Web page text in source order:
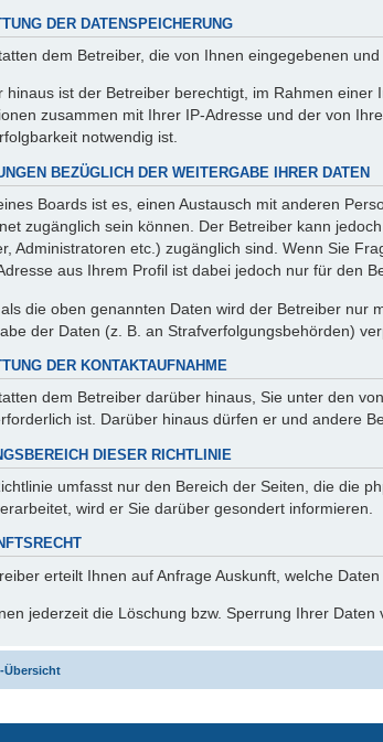
DER DATENSPEICHERUNG
dem Betreiber, die von Ihnen eingegebenen
hinaus ist der Betreiber berechtigt, im Rahmen
zusammen mit Ihrer IP-Adresse und der von
notwendig ist.
BEZÜGLICH DER WEITERGABE IHRER DATEN
Boards ist es, einen Austausch mit anderen
zugänglich sein können. Der Betreiber kann
Administratoren etc.) zugänglich sind. Wenn Sie
aus Ihrem Profil ist dabei jedoch nur für den
die oben genannten Daten wird der Betreiber nur
der Daten (z. B. an Strafverfolgungsbehörden)
DER KONTAKTAUFNAHME
dem Betreiber darüber hinaus, Sie unter den
ist. Darüber hinaus dürfen er und andere
DIESER RICHTLINIE
umfasst nur den Bereich der Seiten, die die
wird er Sie darüber gesondert informieren.
erteilt Ihnen auf Anfrage Auskunft, welche
jederzeit die Löschung bzw. Sperrung Ihrer
Übersicht